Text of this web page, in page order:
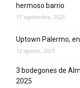
hermoso barrio
17 septiembre, 2025
Uptown Palermo,
12 agosto, 2025
3 bodegones de
2025